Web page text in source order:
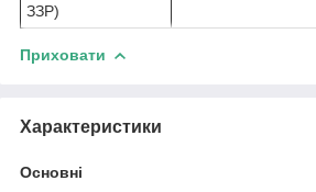
ЗЗР)
Приховати
Характеристики
Основні